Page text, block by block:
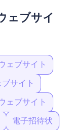
ェブサイ
ェブサイト
サイト
ェブサイト
電子招待状